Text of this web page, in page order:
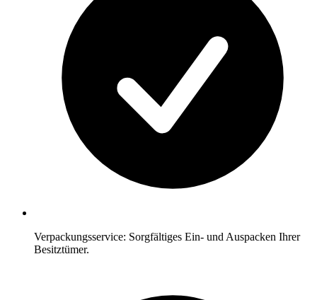
Verpackungsservice: Sorgfältiges Ein- und Auspacken Ihrer
Besitztümer.